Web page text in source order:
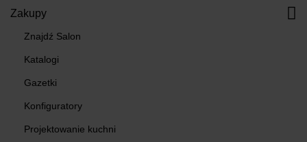
Zakupy
Znajdź Salon
Katalogi
Gazetki
Konfiguratory
Projektowanie kuchni